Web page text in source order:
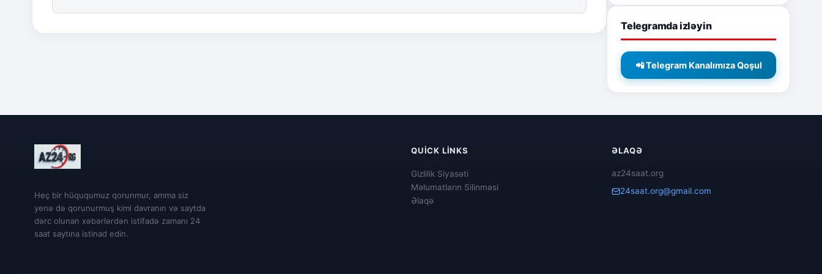
Telegramda izləyin
📲 Telegram Kanalımıza Qoşul
Heç bir hüququmuz qorunmur, amma siz
yenə də qorunurmuş kimi davranın və saytda
dərc olunan xəbərlərdən istifadə zamanı 24
saat saytına istinad edin.
QUICK LINKS
Gizlilik Siyasəti
Məlumatların Silinməsi
Əlaqə
ƏLAQƏ
az24saat.org
24saat.org@gmail.com